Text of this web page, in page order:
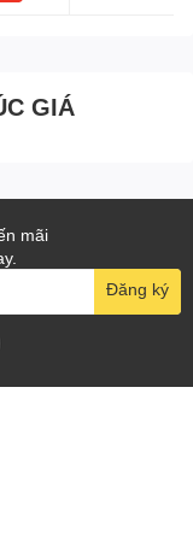
riêng lẻ để hình ảnh
thống hiển thị tối
tùy theo từng
ảnh đẹp mắt, tươi
độ tương
GIÁ
mãi
Đăng ký